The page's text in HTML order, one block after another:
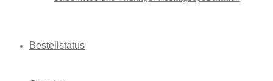
Bestellstatus